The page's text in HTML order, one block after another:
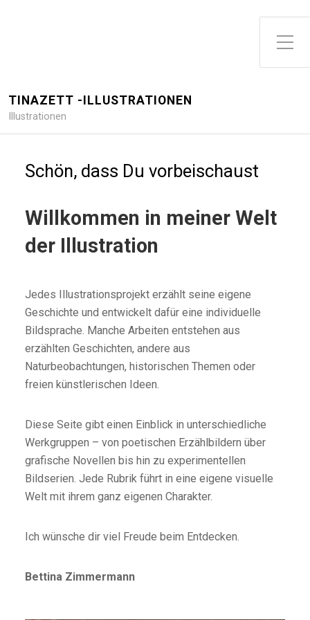
Toggle Side Menu
TINAZETT -ILLUSTRATIONEN
Illustrationen
Schön, dass Du vorbeischaust
Willkommen in meiner Welt
der Illustration
Jedes Illustrationsprojekt erzählt seine eigene
Geschichte und entwickelt dafür eine individuelle
Bildsprache. Manche Arbeiten entstehen aus
erzählten Geschichten, andere aus
Naturbeobachtungen, historischen Themen oder
freien künstlerischen Ideen.
Diese Seite gibt einen Einblick in unterschiedliche
Werkgruppen – von poetischen Erzählbildern über
grafische Novellen bis hin zu experimentellen
Bildserien. Jede Rubrik führt in eine eigene visuelle
Welt mit ihrem ganz eigenen Charakter.
Ich wünsche dir viel Freude beim Entdecken.
Bettina Zimmermann